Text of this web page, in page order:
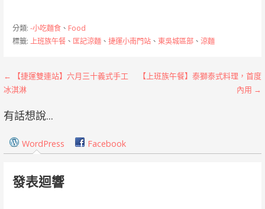
分類: -小吃麵食、 Food
標籤: 上班族午餐、 匡記涼麵、 捷運小南門站、 東吳城區部、 涼麵
文
章
導
覽
← 【捷運雙連站】六月三十義式手工
冰淇淋
【上班族午餐】泰獅泰式料理，首度
內用 →
有話想說...
WordPress Facebook
發表迴響